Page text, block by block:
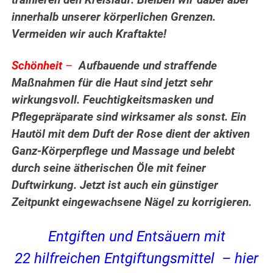
innerhalb unserer körperlichen Grenzen.
Vermeiden wir auch Kraftakte!
Schönheit–Aufbauende und straffende
Maßnahmen für die Haut sind jetzt sehr
wirkungsvoll. Feuchtigkeitsmasken und
Pflegepräparate sind wirksamer als sonst. Ein
Hautöl mit dem Duft der Rose dient der aktiven
Ganz-Körperpflege und Massage und belebt
durch seine ätherischen Öle mit feiner
Duftwirkung. Jetzt ist auch ein günstiger
Zeitpunkt eingewachsene Nägel zu korrigieren.
Entgiften und Entsäuern mit
22 hilfreichen Entgiftungsmittel – hier